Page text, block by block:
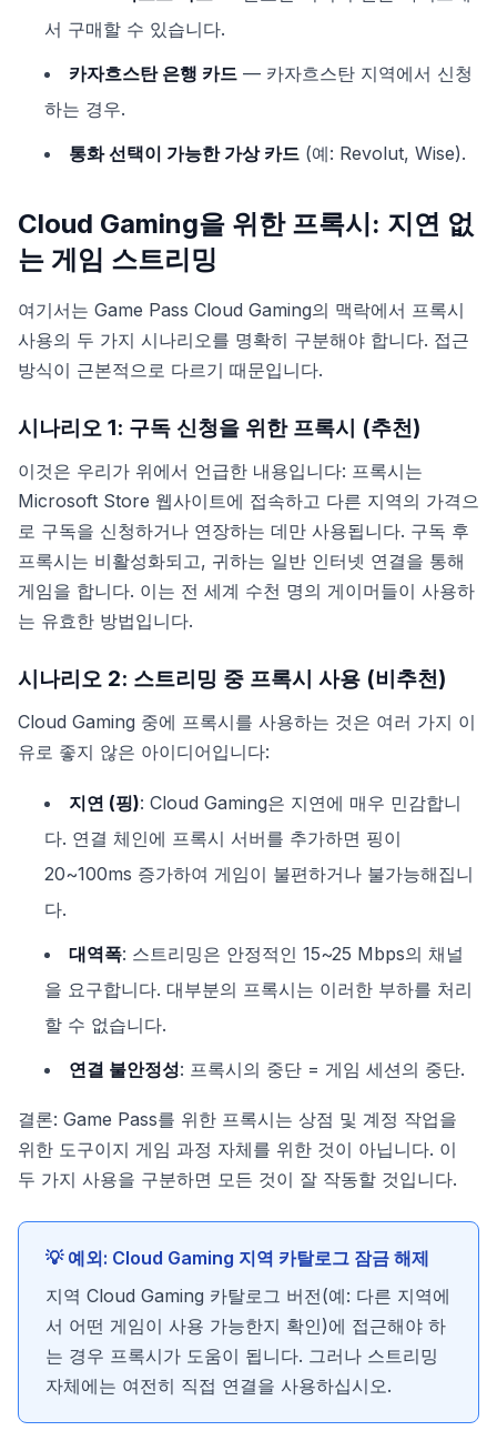
서 구매할 수 있습니다.
카자흐스탄 은행 카드 — 카자흐스탄 지역에서 신청
하는 경우.
통화 선택이 가능한 가상 카드 (예: Revolut, Wise).
Cloud Gaming을 위한 프록시: 지연 없
는 게임 스트리밍
여기서는 Game Pass Cloud Gaming의 맥락에서 프록시
사용의 두 가지 시나리오를 명확히 구분해야 합니다. 접근
방식이 근본적으로 다르기 때문입니다.
시나리오 1: 구독 신청을 위한 프록시 (추천)
이것은 우리가 위에서 언급한 내용입니다: 프록시는
Microsoft Store 웹사이트에 접속하고 다른 지역의 가격으
로 구독을 신청하거나 연장하는 데만 사용됩니다. 구독 후
프록시는 비활성화되고, 귀하는 일반 인터넷 연결을 통해
게임을 합니다. 이는 전 세계 수천 명의 게이머들이 사용하
는 유효한 방법입니다.
시나리오 2: 스트리밍 중 프록시 사용 (비추천)
Cloud Gaming 중에 프록시를 사용하는 것은 여러 가지 이
유로 좋지 않은 아이디어입니다:
지연 (핑): Cloud Gaming은 지연에 매우 민감합니
다. 연결 체인에 프록시 서버를 추가하면 핑이
20~100ms 증가하여 게임이 불편하거나 불가능해집니
다.
대역폭: 스트리밍은 안정적인 15~25 Mbps의 채널
을 요구합니다. 대부분의 프록시는 이러한 부하를 처리
할 수 없습니다.
연결 불안정성: 프록시의 중단 = 게임 세션의 중단.
결론: Game Pass를 위한 프록시는 상점 및 계정 작업을
위한 도구이지 게임 과정 자체를 위한 것이 아닙니다. 이
두 가지 사용을 구분하면 모든 것이 잘 작동할 것입니다.
💡 예외: Cloud Gaming 지역 카탈로그 잠금 해제
지역 Cloud Gaming 카탈로그 버전(예: 다른 지역에
서 어떤 게임이 사용 가능한지 확인)에 접근해야 하
는 경우 프록시가 도움이 됩니다. 그러나 스트리밍
자체에는 여전히 직접 연결을 사용하십시오.